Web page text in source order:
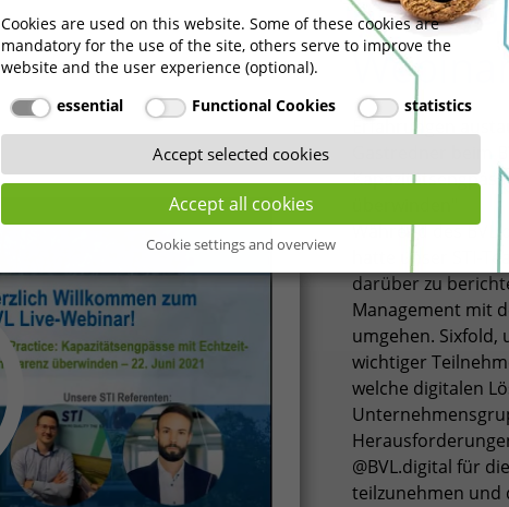
Erfahrungen
Gastredner beim
Während des
hatte unser STI-
darüber zu
Management mit
umgehen. Sixfold,
wichtiger
welche digitalen
@BVL.digital für
teilzunehmen und
Cookies are used on this website. Some of these cookies are
mandatory for the use of the site, others serve to improve the
website and the user experience (optional).
essential
Functional Cookies statistics
Accept selected cookies
Accept all cookies
Cookie settings and overview